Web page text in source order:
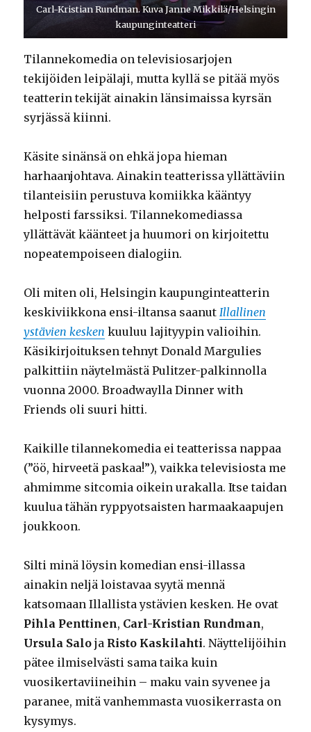
Carl-Kristian Rundman. Kuva Janne Mikkilä/Helsingin
kaupunginteatteri
Tilannekomedia on televisiosarjojen
tekijöiden leipälaji, mutta kyllä se pitää myös
teatterin tekijät ainakin länsimaissa kyrsän
syrjässä kiinni.
Käsite sinänsä on ehkä jopa hieman
harhaanjohtava. Ainakin teatterissa yllättäviin
tilanteisiin perustuva komiikka kääntyy
helposti farssiksi. Tilannekomediassa
yllättävät käänteet ja huumori on kirjoitettu
nopeatempoiseen dialogiin.
Oli miten oli, Helsingin kaupunginteatterin
keskiviikkona ensi-iltansa saanut Illallinen
ystävien kesken kuuluu lajityypin valioihin.
Käsikirjoituksen tehnyt Donald Margulies
palkittiin näytelmästä Pulitzer-palkinnolla
vuonna 2000. Broadwaylla Dinner with
Friends oli suuri hitti.
Kaikille tilannekomedia ei teatterissa nappaa
(”öö, hirveetä paskaa!”), vaikka televisiosta me
ahmimme sitcomia oikein urakalla. Itse taidan
kuulua tähän ryppyotsaisten harmaakaapujen
joukkoon.
Silti minä löysin komedian ensi-illassa
ainakin neljä loistavaa syytä mennä
katsomaan Illallista ystävien kesken. He ovat
Pihla Penttinen, Carl-Kristian Rundman,
Ursula Salo ja Risto Kaskilahti. Näyttelijöihin
pätee ilmiselvästi sama taika kuin
vuosikertaviineihin – maku vain syvenee ja
paranee, mitä vanhemmasta vuosikerrasta on
kysymys.